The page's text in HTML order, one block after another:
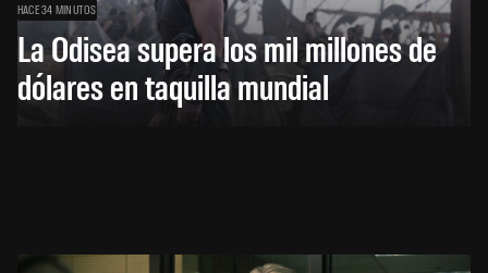
HACE 34 MINUTOS
La Odisea supera los mil millones de
dólares en taquilla mundial